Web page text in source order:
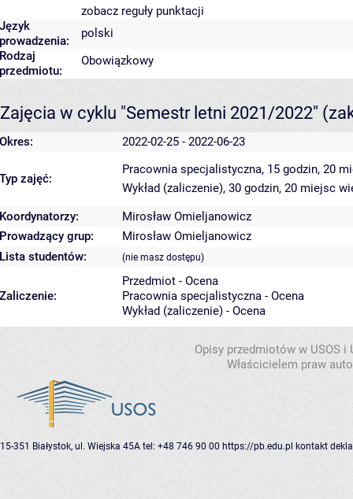
zobacz reguły punktacji
Język
prowadzenia:
polski
Rodzaj
przedmiotu:
Obowiązkowy
Zajęcia w cyklu "Semestr letni 2021/2022"
Okres: 2022-02-25 - 2022-06-23
Typ zajęć:
Pracownia specjalistyczna, 15 godzin, 20
Wykład (zaliczenie), 30 godzin, 20 miejsc
Koordynatorzy:
Mirosław Omieljanowicz
Prowadzący grup:
Mirosław Omieljanowicz
Lista studentów:
(nie masz dostępu)
Zaliczenie:
Przedmiot - Ocena
Pracownia specjalistyczna - Ocena
Wykład (zaliczenie) - Ocena
Opisy przedmiotów w USOS
Właścicielem praw
15-351 Białystok, ul. Wiejska 45A tel: +48 746 90 00 https://pb.edu.pl kontakt